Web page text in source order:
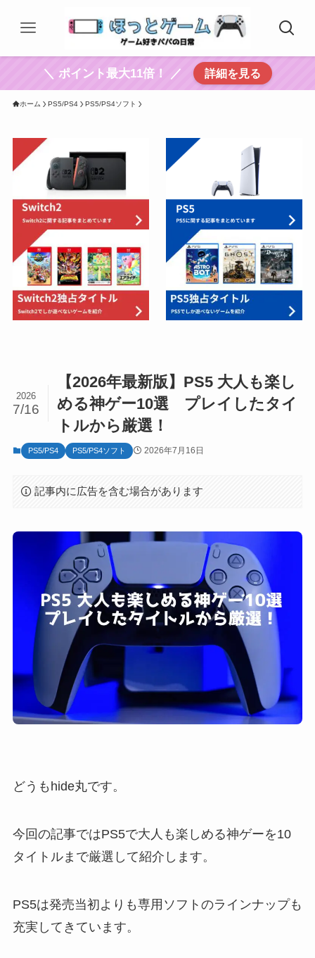
＼ ポイント最大11倍！ ／ 詳細を見る
ホーム PS5/PS4 PS5/PS4ソフト
【2026年最新版】PS5 大人も楽し
める神ゲー10選 プレイしたタイ
トルから厳選！
2026
7/16
PS5/PS4 PS5/PS4ソフト 2026年7月16日
記事内に広告を含む場合があります
どうもhide丸です。
今回の記事ではPS5で大人も楽しめる神ゲーを10
タイトルまで厳選して紹介します。
PS5は発売当初よりも専用ソフトのラインナップも
充実してきています。